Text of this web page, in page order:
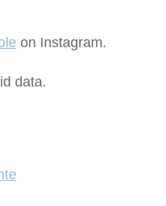
on Instagram.
data.